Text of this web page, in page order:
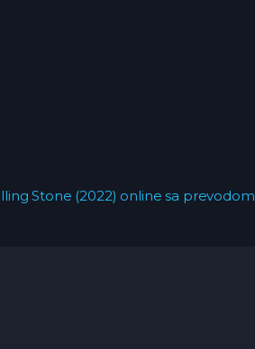
Stone (2022) online sa prevodom